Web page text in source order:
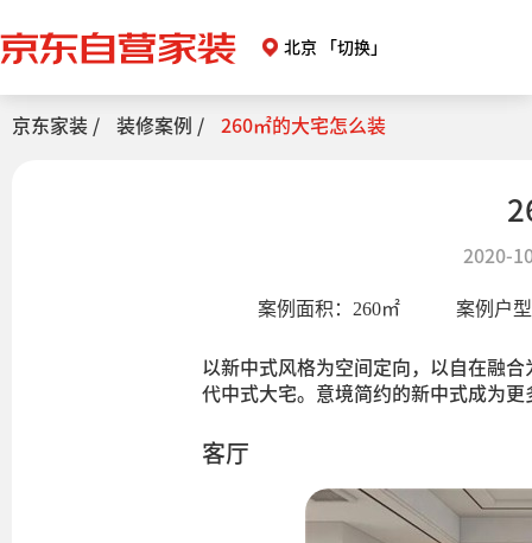
北京 「切换」
京东家装 / 装修案例 / 260㎡的大宅怎么装
2020-
案例面积： 260㎡ 案例户
以新中式风格为空间定向，以自在融
代中式大宅。意境简约的新中式成为更
客厅